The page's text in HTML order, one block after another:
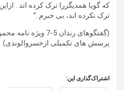
که گویا همدیگررا ترک کرده اند .
ترک نکرده اند، بی خبرم .”
پرسش های تکمیلی ازخسروالوندی)
اشتراک‌گذاری این: